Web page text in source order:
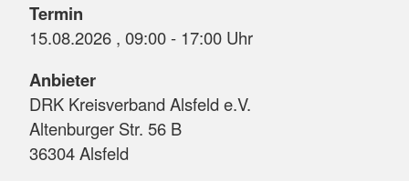
Termin
15.08.2026 , 09:00 - 17:00 Uhr
Anbieter
DRK Kreisverband Alsfeld e.V.
Altenburger Str. 56 B
36304 Alsfeld